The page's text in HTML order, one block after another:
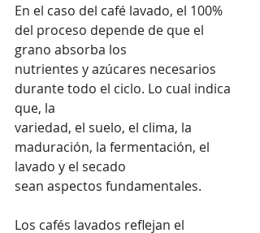
En el caso del café lavado, el 100%
del proceso depende de que el
grano absorba los
nutrientes y azúcares necesarios
durante todo el ciclo. Lo cual indica
que, la
variedad, el suelo, el clima, la
maduración, la fermentación, el
lavado y el secado
sean aspectos fundamentales.
Los cafés lavados reflejan el